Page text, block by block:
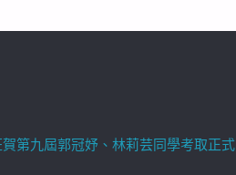
賀第九屆郭冠妤、林莉芸同學考取正式